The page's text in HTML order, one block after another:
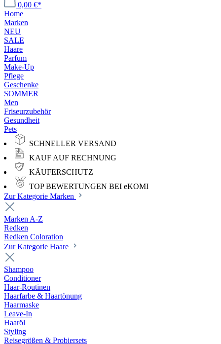
0,00 €*
Home
Marken
NEU
SALE
Haare
Parfum
Make-Up
Pflege
Geschenke
SOMMER
Men
Friseurzubehör
Gesundheit
Pets
SCHNELLER VERSAND
KAUF AUF RECHNUNG
KÄUFERSCHUTZ
TOP BEWERTUNGEN BEI eKOMI
Zur Kategorie Marken
Marken A-Z
Redken
Redken Coloration
Zur Kategorie Haare
Shampoo
Conditioner
Haar-Routinen
Haarfarbe & Haartönung
Haarmaske
Leave-In
Haaröl
Styling
Reisegrößen & Probiersets